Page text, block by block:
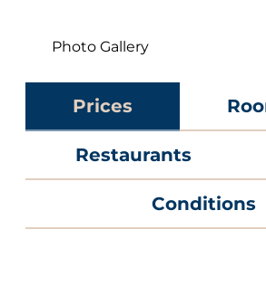
Prices
Restaurants
Conditions
Photo Gallery